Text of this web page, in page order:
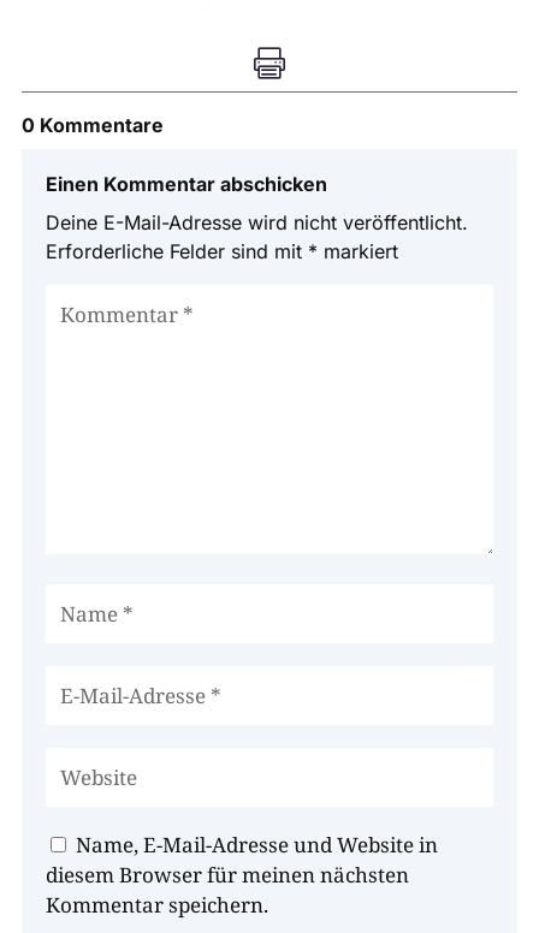

0 Kommentare
Einen Kommentar abschicken
Deine E-Mail-Adresse wird nicht veröffentlicht.
Erforderliche Felder sind mit * markiert
Name, E-Mail-Adresse und Website in
diesem Browser für meinen nächsten
Kommentar speichern.